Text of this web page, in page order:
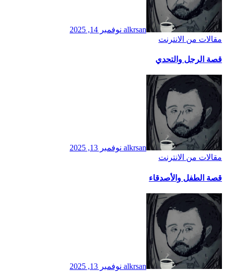
alkrsan نوفمبر 14, 2025
مقالات من الانترنت
قصة الرجل والتحدي
alkrsan نوفمبر 13, 2025
مقالات من الانترنت
قصة الطفل والأصدقاء
alkrsan نوفمبر 13, 2025